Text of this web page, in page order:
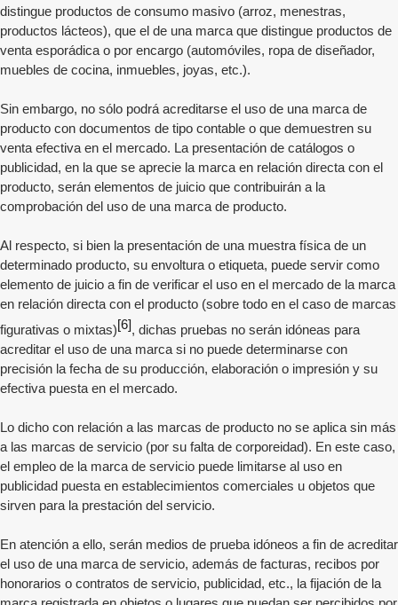
distingue productos de consumo masivo (arroz, menestras,
productos lácteos), que el de una marca que distingue productos de
venta esporádica o por encargo (automóviles, ropa de diseñador,
muebles de cocina, inmuebles, joyas, etc.).
Sin embargo, no sólo podrá acreditarse el uso de una marca de
producto con documentos de tipo contable o que demuestren su
venta efectiva en el mercado. La presentación de catálogos o
publicidad, en la que se aprecie la marca en relación directa con el
producto, serán elementos de juicio que contribuirán a la
comprobación del uso de una marca de producto.
Al respecto, si bien la presentación de una muestra física de un
determinado producto, su envoltura o etiqueta, puede servir como
elemento de juicio a fin de verificar el uso en el mercado de la marca
en relación directa con el producto (sobre todo en el caso de marcas
figurativas o mixtas)[6], dichas pruebas no serán idóneas para
acreditar el uso de una marca si no puede determinarse con
precisión la fecha de su producción, elaboración o impresión y su
efectiva puesta en el mercado.
Lo dicho con relación a las marcas de producto no se aplica sin más
a las marcas de servicio (por su falta de corporeidad). En este caso,
el empleo de la marca de servicio puede limitarse al uso en
publicidad puesta en establecimientos comerciales u objetos que
sirven para la prestación del servicio.
En atención a ello, serán medios de prueba idóneos a fin de acreditar
el uso de una marca de servicio, además de facturas, recibos por
honorarios o contratos de servicio, publicidad, etc., la fijación de la